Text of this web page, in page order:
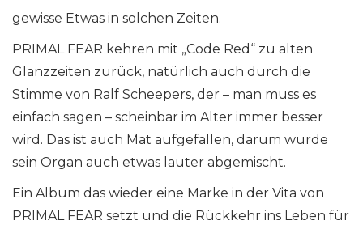
gewisse Etwas in solchen Zeiten.
PRIMAL FEAR kehren mit „Code Red“ zu alten
Glanzzeiten zurück, natürlich auch durch die
Stimme von Ralf Scheepers, der – man muss es
einfach sagen – scheinbar im Alter immer besser
wird. Das ist auch Mat aufgefallen, darum wurde
sein Organ auch etwas lauter abgemischt.
Ein Album das wieder eine Marke in der Vita von
PRIMAL FEAR setzt und die Rückkehr ins Leben für